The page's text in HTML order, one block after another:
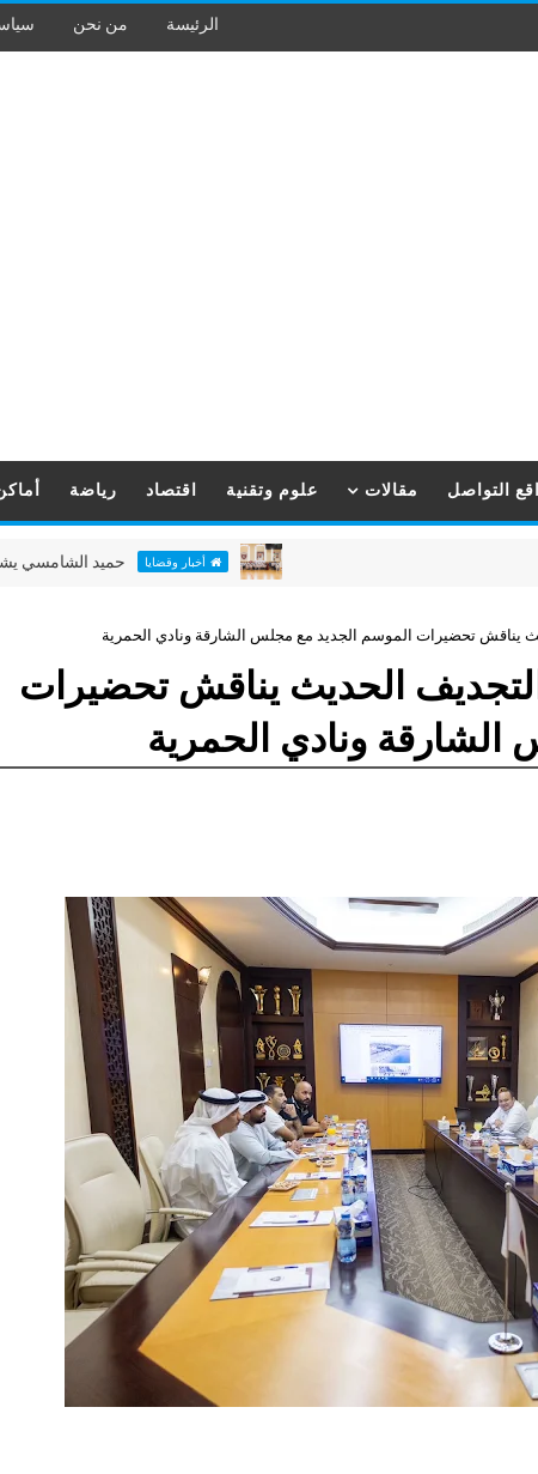
الرئيسة من نحن
التواصل مقالات علوم وتقنية اقتصاد رياضة
أخبار وقضايا حميد الشامسي يشهد اليوم
يناقش تحضيرات الموسم الجديد مع مجلس الشارقة ونادي الحمرية
الحديث يناقش تحضيرات
ونادي الحمرية